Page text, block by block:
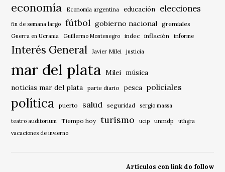
economía Economía argentina educación elecciones
fin de semana largo fútbol gobierno nacional gremiales
Guerra en Ucrania Guillermo Montenegro indec inflación informe
Interés General Javier Milei justicia
mar del plata Milei música
noticias mar del plata
parte diario pesca policiales
política puerto salud seguridad sergio massa
teatro auditorium Tiempo hoy turismo ucip unmdp
uthgra
vacaciones de invierno
Articulos con link do follow